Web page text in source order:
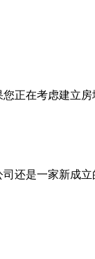
正在考虑建立
还是一家新成